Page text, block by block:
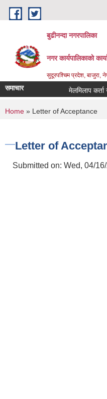
Skip to main content
बुढीनन्दा नगरपालिका
नगर कार्यपालिकाकाे
सुदूरपश्चिम प्रदेश, बाजुरा,
समाचार मेलमिलाप कर्ता
You are here
Home » Letter of Acceptance
Letter of
Submitted on: Wed, 04/